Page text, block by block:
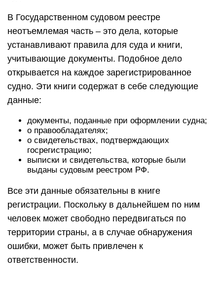
В Государственном судовом реестре
неотъемлемая часть – это дела, которые
устанавливают правила для суда и книги,
учитывающие документы. Подобное дело
открывается на каждое зарегистрированное
судно. Эти книги содержат в себе следующие
данные:
документы, поданные при оформлении судна;
о правообладателях;
о свидетельствах, подтверждающих
госрегистрацию;
выписки и свидетельства, которые были
выданы судовым реестром РФ.
Все эти данные обязательны в книге
регистрации. Поскольку в дальнейшем по ним
человек может свободно передвигаться по
территории страны, а в случае обнаружения
ошибки, может быть привлечен к
ответственности.